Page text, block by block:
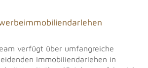
verfügt über umfangreiche
Immobiliendarlehen in